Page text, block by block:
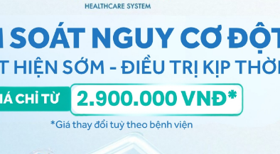
mạch, tim của bạn phải hoạt động nhiều
khó bơm đủ máu để đáp ứng nhu cầu của
tăng huyết áp
nhóm các rối loạn chuyển hoá của cơ
giảm HDL-C ( cholesterol tốt), nồng độ